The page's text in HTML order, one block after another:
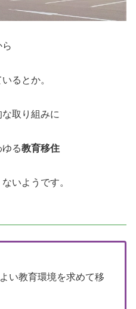
るとか。
取り組みに
る教育移住
いようです。
い教育環境を求めて移